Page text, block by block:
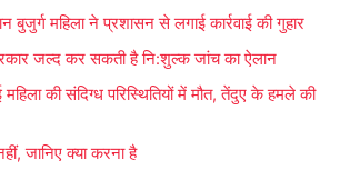
बुजुर्ग महिला ने प्रशासन से लगाई कार्रवाई की गुहार
जल्द कर सकती है नि:शुल्क जांच का ऐलान
की संदिग्ध परिस्थितियों में मौत, तेंदुए के हमले की
जानिए क्या करना है